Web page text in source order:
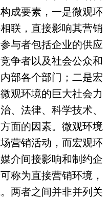
成要素，一是微观环
联，直接影响其营销
与者包括企业的供应
争者以及社会公众和
部各个部门；二是宏
观环境的巨大社会力
、法律、科学技术、
面的因素。微观环境
营销活动，而宏观环
介间接影响和制约企
称为直接营销环境，
两者之间并非并列关